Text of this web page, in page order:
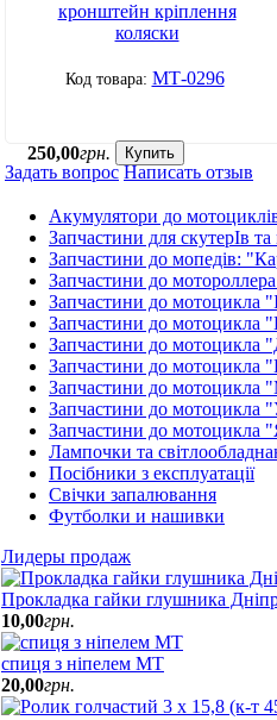
кронштейн кріплення
коляски
МТ-0296
250,00грн. Купить
Задать вопрос Написать отзыв
Акумулятори до
Запчастини для скутерІв та
Запчастини до мопедів:
Запчастини до
Запчастини до мотоцикла
Запчастини до мотоцикла
Запчастини до мотоцикла
Запчастини до мотоцикла
Запчастини до мотоцикла
Запчастини до мотоцикла
Запчастини до мотоцикла
Лампочки та
Посібники з експлуатації
Свічки запалювання
Футболки и нашивки
Лидеры продаж
Прокладка гайки глушника
10,00грн.
спиця з ніпелем МТ
20,00грн.